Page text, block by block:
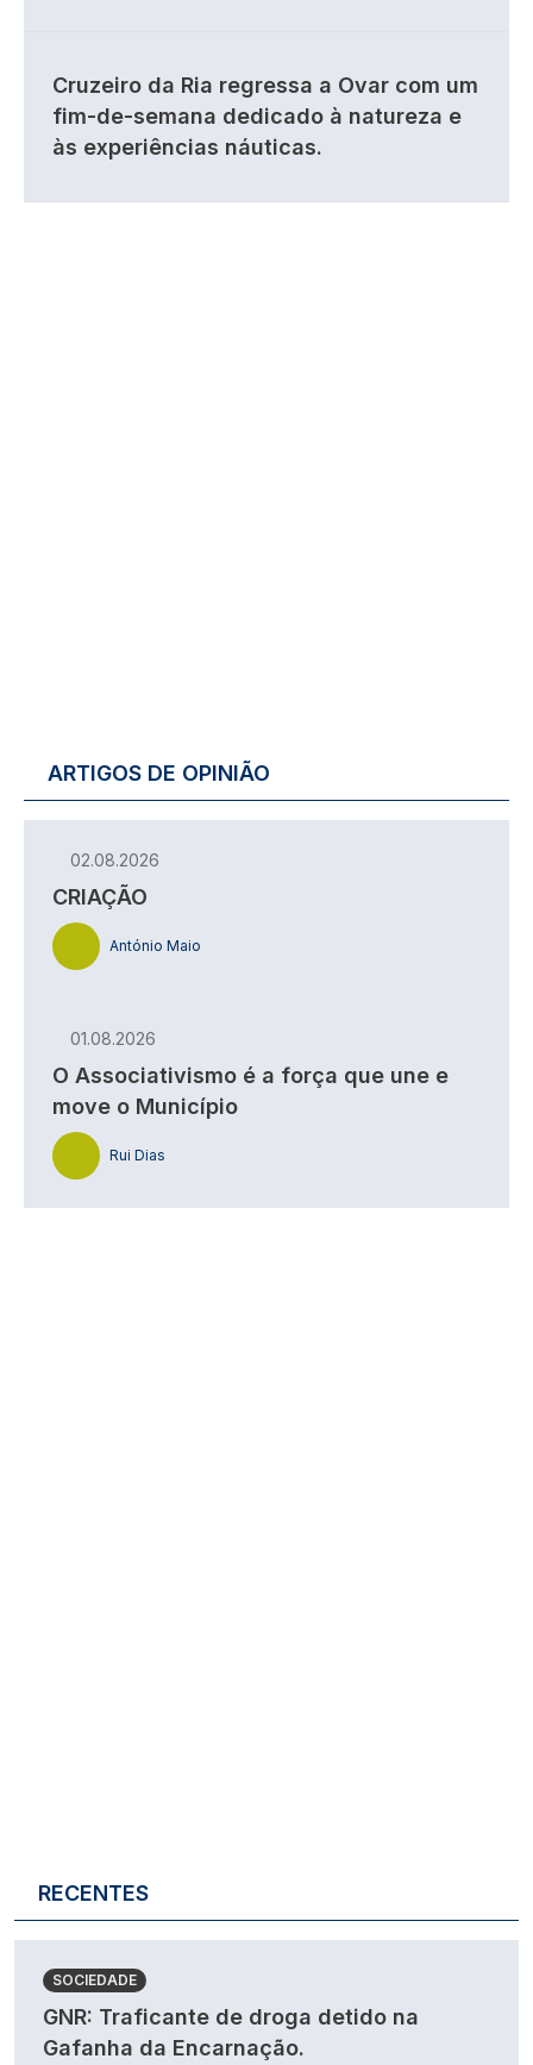
Cruzeiro da Ria regressa a Ovar com um
fim-de-semana dedicado à natureza e
às experiências náuticas.
ARTIGOS DE OPINIÃO
02.08.2026
CRIAÇÃO
António Maio
01.08.2026
O Associativismo é a força que une e
move o Município
Rui Dias
RECENTES
SOCIEDADE
GNR: Traficante de droga detido na
Gafanha da Encarnação.